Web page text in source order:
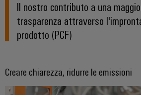
di
processo
morsettiere
preassemblate
e
dotate
Il nostro contributo a una
trasparenza attraverso
prodotto (PCF)
Creare chiarezza, ridurre le emissioni